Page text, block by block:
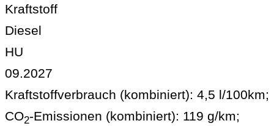
Kraftstoff
Diesel
HU
09.2027
Kraftstoffverbrauch (kombiniert): 4,5 l/100km;
CO2-Emissionen (kombiniert): 119 g/km;